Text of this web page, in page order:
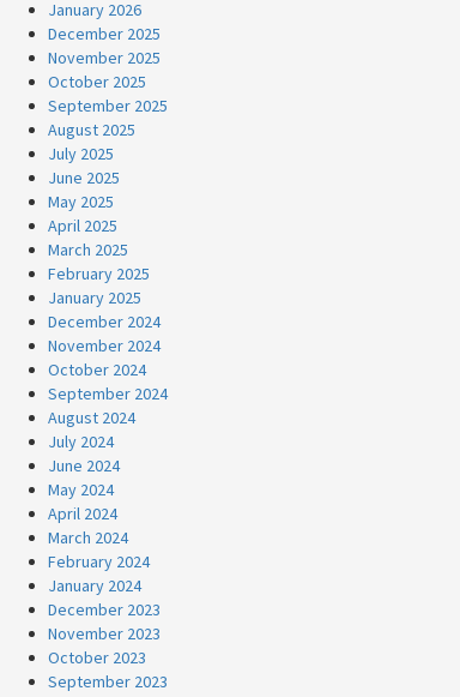
January 2026
December 2025
November 2025
October 2025
September 2025
August 2025
July 2025
June 2025
May 2025
April 2025
March 2025
February 2025
January 2025
December 2024
November 2024
October 2024
September 2024
August 2024
July 2024
June 2024
May 2024
April 2024
March 2024
February 2024
January 2024
December 2023
November 2023
October 2023
September 2023